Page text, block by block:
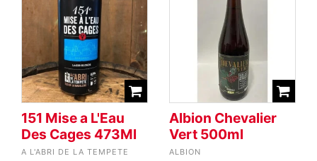
151 Mise a L'Eau
Des Cages 473Ml
A L'ABRI DE LA TEMPETE
Albion Chevalier
Vert 500ml
ALBION